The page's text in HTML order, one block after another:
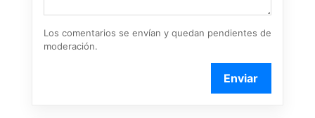
Los comentarios se envían y quedan pendientes de
moderación.
Enviar